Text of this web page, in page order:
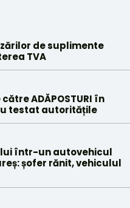
de suplimente
TVA
ADĂPOSTURI în
testat autoritățile
într-un autovehicul
șofer rănit, vehiculul